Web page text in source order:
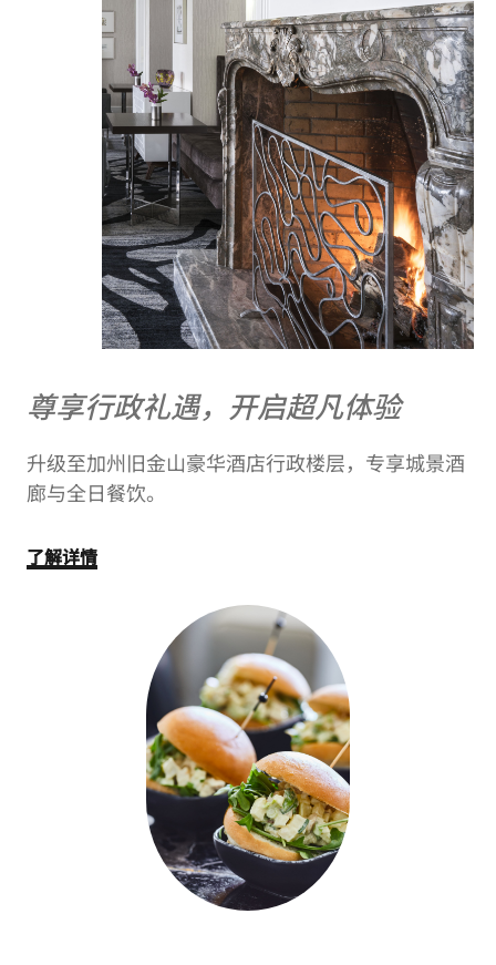
尊享行政礼遇，开启超凡体验
升级至加州旧金山豪华酒店行政楼层，专享城景酒
廊与全日餐饮。
了解详情